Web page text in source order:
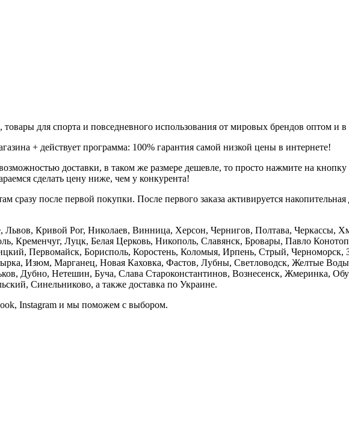
для спорта и повседневного использования от мировых брендов оптом и в
+ действует программа: 100% гарантия самой низкой цены в интернете!
доставки, в таком же размере дешевле, то просто нажмите на
сделать цену ниже, чем у конкурента!
сразу после первой покупки. После первого заказа активируется
Львов, Кривой Рог, Николаев, Винница, Херсон, Чернигов, Полтава,
Кременчуг, Луцк, Белая Церковь, Никополь, Славянск, Бровары, Павло
Первомайск, Борисполь, Коростень, Коломыя, Ирпень, Стрый, Черноморск,
Изюм, Марганец, Новая Каховка, Фастов, Лубны, Светловодск, Желтые
Дубно, Нетешин, Буча, Слава Староконстантинов, Вознесенск, Жмеринка,
Синельниково, а также доставка по Украине.
Instagram и мы поможем с выбором.